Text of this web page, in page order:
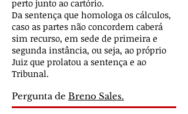
perto junto ao cartório.
Da sentença que homologa os cálculos,
caso as partes não concordem caberá
sim recurso, em sede de primeira e
segunda instância, ou seja, ao próprio
Juiz que prolatou a sentença e ao
Tribunal.
Pergunta de Breno Sales.